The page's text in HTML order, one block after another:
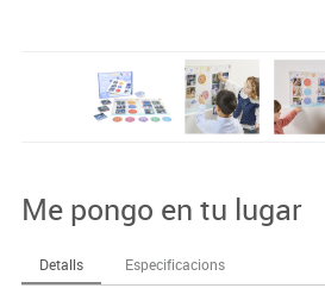
Me pongo en tu lugar
Detalls Especificacions